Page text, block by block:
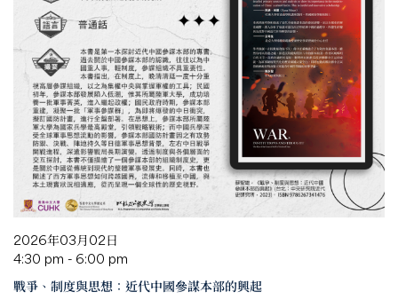
2026年03月02日
4:30 pm - 6:00 pm
戰爭、制度與思想：近代中國參謀本部的興起